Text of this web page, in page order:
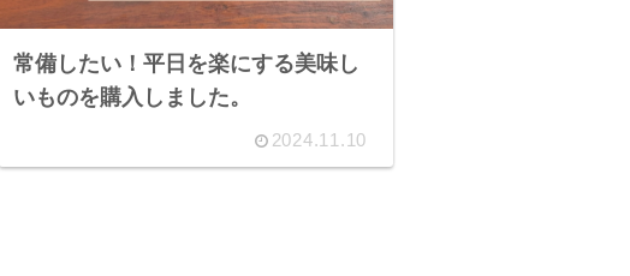
常備したい！平日を楽にする美味し
いものを購入しました。
2024.11.10